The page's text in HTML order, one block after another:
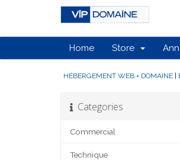
Home Store
HÉBERGEMENT WEB + DOMAINE|
Categories
Commercial
Technique